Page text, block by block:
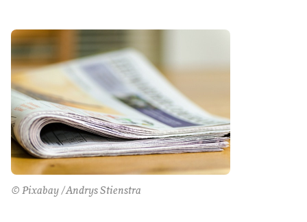
© Pixabay /Andrys Stienstra